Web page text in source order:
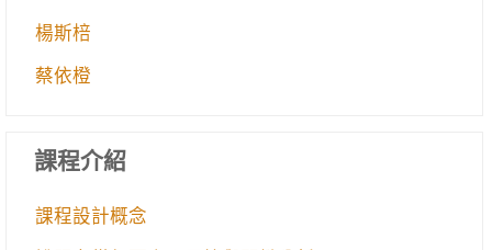
楊斯棓
蔡依橙
課程介紹
課程設計概念